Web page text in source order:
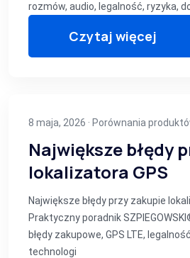
rozmów, audio, legalność, ryzyka,
Czytaj więcej
8 maja, 2026 · Porównania
Największe błędy
lokalizatora GPS
Największe błędy przy zakupie
Praktyczny poradnik
błędy zakupowe, GPS LTE,
technologi